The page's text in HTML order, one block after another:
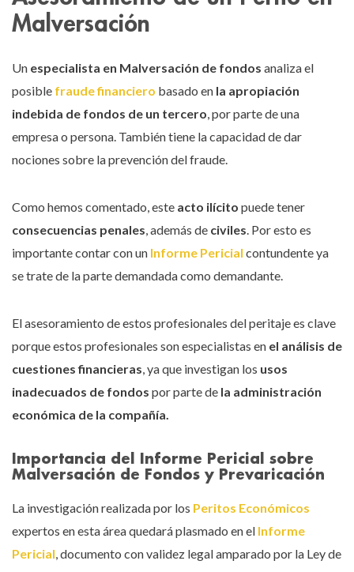
Malversación
Un especialista en Malversación de fondos analiza el
posible fraude financiero basado en la apropiación
indebida de fondos de un tercero , por parte de una
empresa o persona. También tiene la capacidad de dar
nociones sobre la prevención del fraude.
Como hemos comentado, este acto ilícito puede tener
consecuencias penales , además de civiles . Por esto es
importante contar con un Informe Pericial contundente ya
se trate de la parte demandada como demandante.
El asesoramiento de estos profesionales del peritaje es clave
porque estos profesionales son especialistas en el análisis de
cuestiones financieras , ya que investigan los usos
inadecuados de fondos por parte de la administración
económica de la compañía.
Importancia del Informe Pericial sobre
Malversación de Fondos y Prevaricación
La investigación realizada por los Peritos Económicos
expertos en esta área quedará plasmado en el Informe
Pericial , documento con validez legal amparado por la Ley de